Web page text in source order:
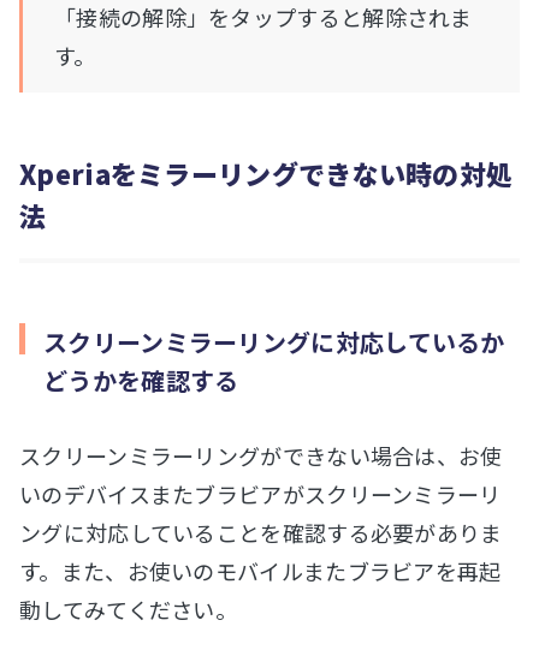
「接続の解除」をタップすると解除されま
す。
Xperiaをミラーリングできない時の対処
法
スクリーンミラーリングに対応しているか
どうかを確認する
スクリーンミラーリングができない場合は、お使
いのデバイスまたブラビアがスクリーンミラーリ
ングに対応していることを確認する必要がありま
す。また、お使いのモバイルまたブラビアを再起
動してみてください。